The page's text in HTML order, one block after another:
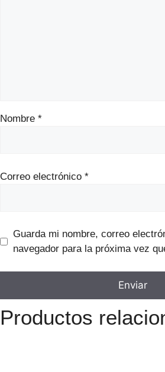
Nombre *
Correo electrónico *
Guarda mi nombre, correo
navegador para la próxima vez
Productos